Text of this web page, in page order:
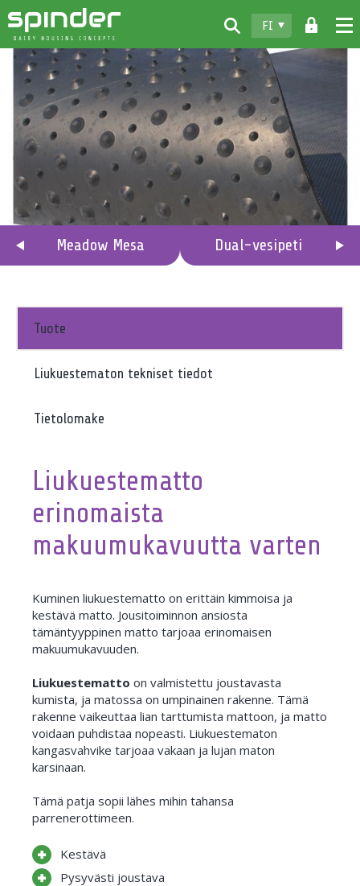
FI
Home
Tuotteet
Lataukset
Spinder
Jälleenmyyjät
Ota yhteyttä
Tuote
Liukuestematon tekniset tiedot
Tietolomake
Liukuestematto
erinomaista
makuumukavuutta varten
Kuminen liukuestematto on erittäin kimmoisa ja
kestävä matto. Jousitoiminnon ansiosta
tämäntyyppinen matto tarjoaa erinomaisen
makuumukavuuden.
Liukuestematto on valmistettu joustavasta
kumista, ja matossa on umpinainen rakenne. Tämä
rakenne vaikeuttaa lian tarttumista mattoon, ja matto
voidaan puhdistaa nopeasti. Liukuestematon
kangasvahvike tarjoaa vakaan ja lujan maton
karsinaan.
Tämä patja sopii lähes mihin tahansa
parrenerottimeen.
Kestävä
Pysyvästi joustava
Meadow Mesa Dual-vesipeti